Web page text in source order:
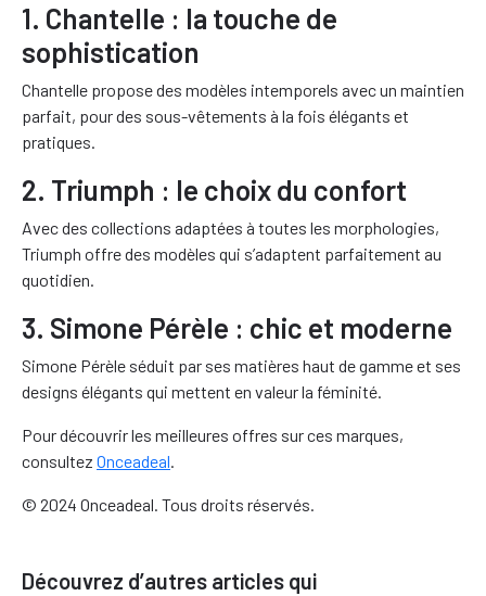
1. Chantelle : la touche de
sophistication
Chantelle propose des modèles intemporels avec un maintien
parfait, pour des sous-vêtements à la fois élégants et
pratiques.
2. Triumph : le choix du confort
Avec des collections adaptées à toutes les morphologies,
Triumph offre des modèles qui s’adaptent parfaitement au
quotidien.
3. Simone Pérèle : chic et moderne
Simone Pérèle séduit par ses matières haut de gamme et ses
designs élégants qui mettent en valeur la féminité.
Pour découvrir les meilleures offres sur ces marques,
consultez Onceadeal.
© 2024 Onceadeal. Tous droits réservés.
Découvrez d’autres articles qui